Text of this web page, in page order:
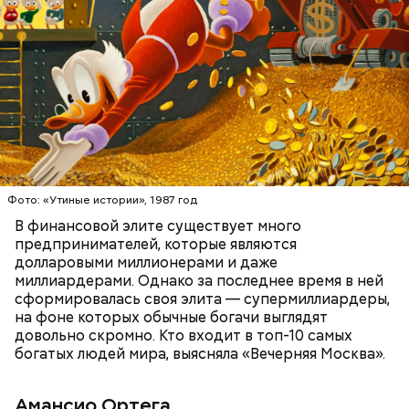
Фото: «Утиные истории», 1987 год
В финансовой элите существует много
предпринимателей, которые являются
долларовыми миллионерами и даже
миллиардерами. Однако за последнее время в ней
сформировалась своя элита — супермиллиардеры,
на фоне которых обычные богачи выглядят
довольно скромно. Кто входит в топ-10 самых
богатых людей мира, выясняла «Вечерняя Москва».
Фото: Shutterstock
стильную одежду по доступным ценам.
БОГАТСТВО
БИЗНЕС
ПРЕДПРИНИМАТЕЛИ
МИЛЛИАРДЕРЫ
ДЕНЬГИ
Люсиль Рандон (118 лет)
Фото: public domain